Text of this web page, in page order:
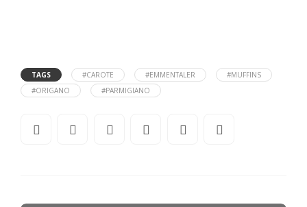
TAGS #CAROTE #EMMENTALER
#MUFFINS
#ORIGANO
#PARMIGIANO